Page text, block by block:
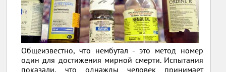
Общеизвестно, что нембутал - это метод номер
один для достижения мирной смерти. Испытания
показали, что однажды человек принимает